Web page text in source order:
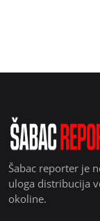
Šabac reporter je
uloga distribucija
okoline.